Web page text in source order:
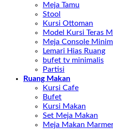
Meja Tamu
Stool
Kursi Ottoman
Model Kursi Teras
Meja Console
Lemari Hias Ruang
bufet tv minimalis
Partisi
Ruang Makan
Kursi Cafe
Bufet
Kursi Makan
Set Meja Makan
Meja Makan